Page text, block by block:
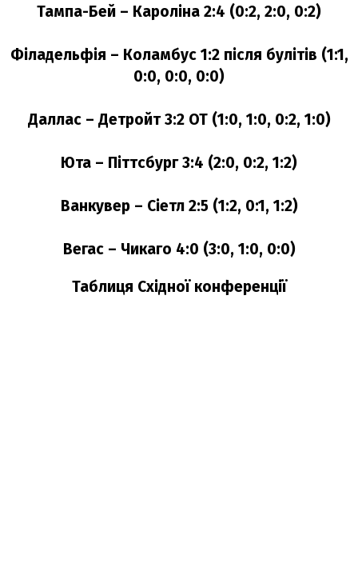
Тампа-Бей – Кароліна 2:4 (0:2, 2:0, 0:2)
Філадельфія – Коламбус 1:2 після булітів (1:1,
0:0, 0:0, 0:0)
Даллас – Детройт 3:2 ОТ (1:0, 1:0, 0:2, 1:0)
Юта – Піттсбург 3:4 (2:0, 0:2, 1:2)
Ванкувер – Сіетл 2:5 (1:2, 0:1, 1:2)
Вегас – Чикаго 4:0 (3:0, 1:0, 0:0)
Таблиця Східної конференції